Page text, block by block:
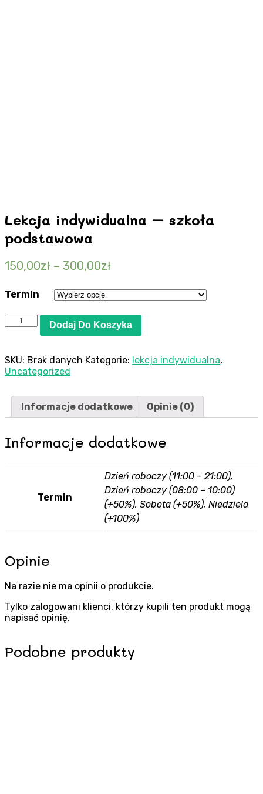
Lekcja indywidualna – szkoła
podstawowa
150,00zł – 300,00zł
Termin
ilość
Lekcja
szkoła
podstawowa
Dodaj Do Koszyka
SKU: Brak danych Kategorie: lekcja indywidualna,
Uncategorized
Informacje dodatkowe Opinie (0)
Informacje dodatkowe
Termin
Dzień roboczy (11:00 – 21:00),
Dzień roboczy (08:00 – 10:00)
(+50%), Sobota (+50%), Niedziela
(+100%)
Opinie
Na razie nie ma opinii o produkcie.
Tylko zalogowani klienci, którzy kupili ten produkt mogą
napisać opinię.
Podobne produkty